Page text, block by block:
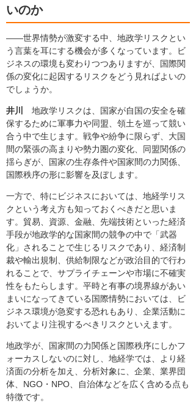
いのか
――世界情勢が激変する中、地政学リスクとい
う言葉を耳にする機会が多くなっています。ビ
ジネスの環境も変わりつつありますが、国際関
係の変化に起因するリスクをどう見ればよいの
でしょうか。
井川
地政学リスクは、国家が自国の安全を確
保するために軍事力や同盟、領土を巡って競い
合う中で生じます。戦争や紛争に限らず、大国
間の緊張の高まりや勢力圏の変化、同盟関係の
揺らぎが、国家の生存条件や国家間の力関係、
国際秩序の形に影響を及ぼします。
一方で、特にビジネスにおいては、地経学リス
クという考え方も知っておくべきだと思いま
す。貿易、資源、金融、先端技術といった経済
手段が地政学的な国家間の競争の中で「武器
化」されることで生じるリスクであり、経済制
裁や輸出規制、供給制限などが政治目的で行わ
れることで、サプライチェーンや市場に不確実
性をもたらします。平時と有事の境界線があい
まいになってきている国際情勢においては、ビ
ジネス環境が急変する恐れもあり、企業活動に
おいてより注視するべきリスクといえます。
地政学が、国家間の力関係と国際秩序にしかフ
ォーカスしないのに対し、地経学では、より経
済面の分析を加え、分析対象に、企業、業界団
体、NGO・NPO、自治体などを広く含める点も
特徴です。